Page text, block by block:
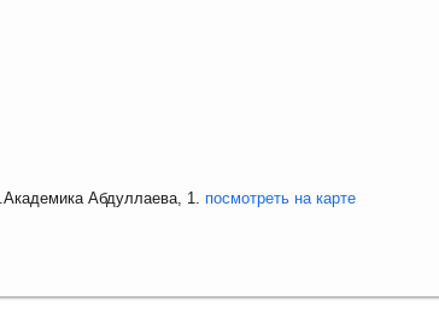
Абдуллаева, 1. посмотреть на карте